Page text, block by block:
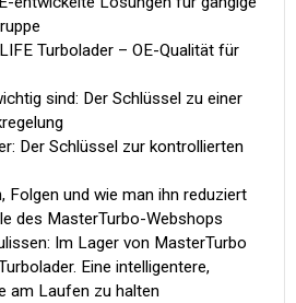
Turbolader – OE-Qualität für
sind: Der Schlüssel zu einer
Der Schlüssel zur kontrollierten
Folgen und wie man ihn reduziert
des MasterTurbo-Webshops
Im Lager von MasterTurbo
Eine intelligentere,
am Laufen zu halten